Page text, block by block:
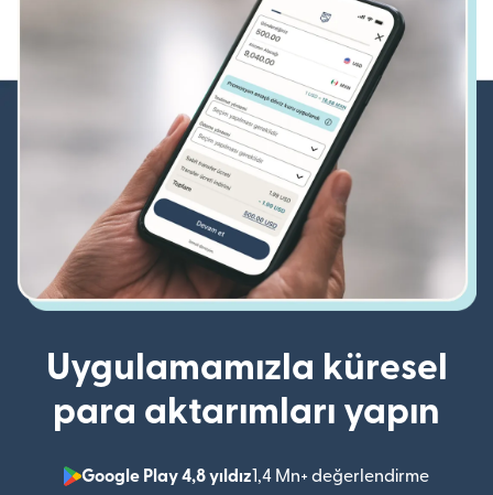
Uygulamamızla küresel
para aktarımları yapın
Google Play 4,8 yıldız1,4 Mn+ değerlendirme